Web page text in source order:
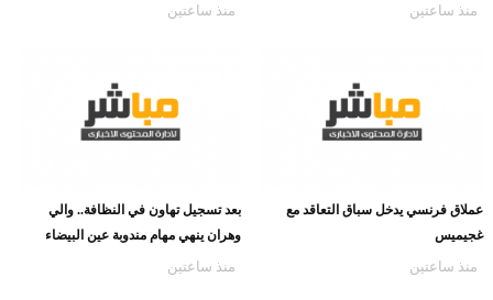
منذ ساعتين منذ ساعتين
عملاق فرنسي يدخل سباق التعاقد مع
غجيميس
منذ ساعتين
بعد تسجيل تهاون في النظافة.. والي
وهران ينهي مهام مندوبة عين البيضاء
منذ ساعتين